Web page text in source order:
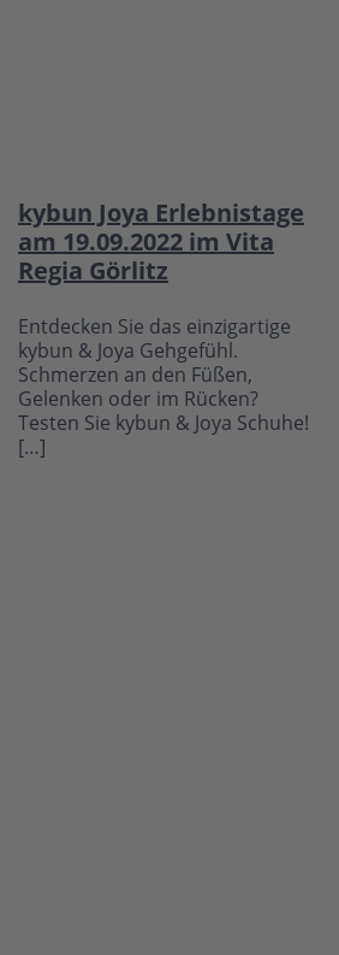
kybun Joya Erlebnistage
am 19.09.2022 im Vita
Regia Görlitz
Entdecken Sie das einzigartige
kybun & Joya Gehgefühl.
Schmerzen an den Füßen,
Gelenken oder im Rücken?
Testen Sie kybun & Joya Schuhe!
[…]